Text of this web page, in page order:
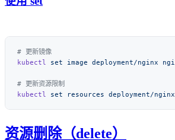
kubectl set image deployment/nginx
kubectl set resources deployment/nginx
资源删除（delete）